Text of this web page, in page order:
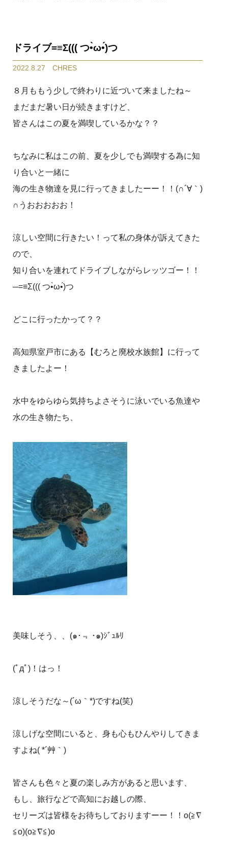
ドライブ=≡Σ((( つ•̀ω•́)つ
2022.8.27 CHRES
８月ももう少しで終わりに近づいて来ましたね～
まだまだ暑い日が続きますけど、
皆さんはこの夏を満喫しているかな？？
ちなみに私はこの前、夏を少しでも満喫する為に知
り合いと一緒に
海の生き物達を見に行ってきましたーー！！(∩´∀｀)
∩うおおおおお！
涼しい空間に行きたい！って私の身体が訴えてきた
ので、
知り合いを連れてドライブしながらレッツゴー！！
─=≡Σ((( つ•̀ω•́)つ
どこに行ったかって？？
高知県室戸市にある【むろと廃校水族館】に行って
きましたよー！
水中をゆらゆら気持ちよさそうに泳いでいる魚達や
水の生き物たち、
美味しそう、、(๑･﹃ ･๑)ｼﾞｭﾙﾘ
(ﾟдﾟ)！はっ！
涼しそうだな～(´ω｀*)ですね(笑)
涼しげな空間にいると、身も心もひんやりしてきま
すよね( *´艸｀)
皆さんも色々と夏の楽しみ方があると思います、
もし、旅行などで高知にお越しの際、
セリーズは皆様をお待ちしておりますーー！！o(≧∇
≦o)(o≧∇≦)o